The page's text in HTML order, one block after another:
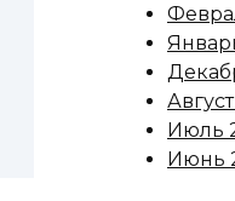
Июль
Июнь